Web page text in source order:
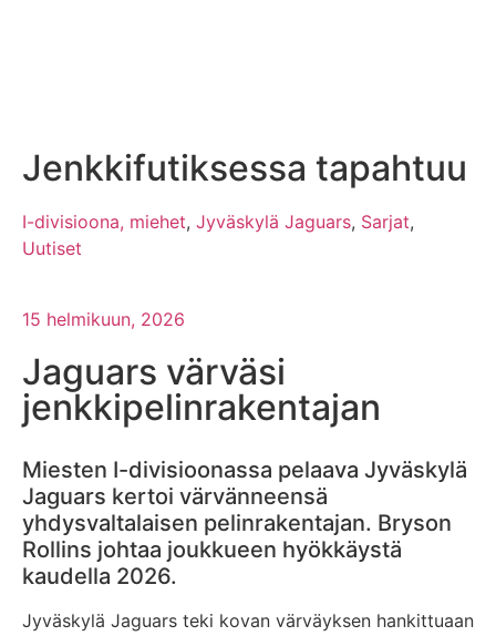
Jenkkifutiksessa tapahtuu
I-divisioona, miehet, Jyväskylä Jaguars, Sarjat,
Uutiset
15 helmikuun, 2026
Jaguars värväsi
jenkkipelinrakentajan
Miesten I-divisioonassa pelaava Jyväskylä
Jaguars kertoi värvänneensä
yhdysvaltalaisen pelinrakentajan. Bryson
Rollins johtaa joukkueen hyökkäystä
kaudella 2026.
Jyväskylä Jaguars teki kovan värväyksen hankittuaan